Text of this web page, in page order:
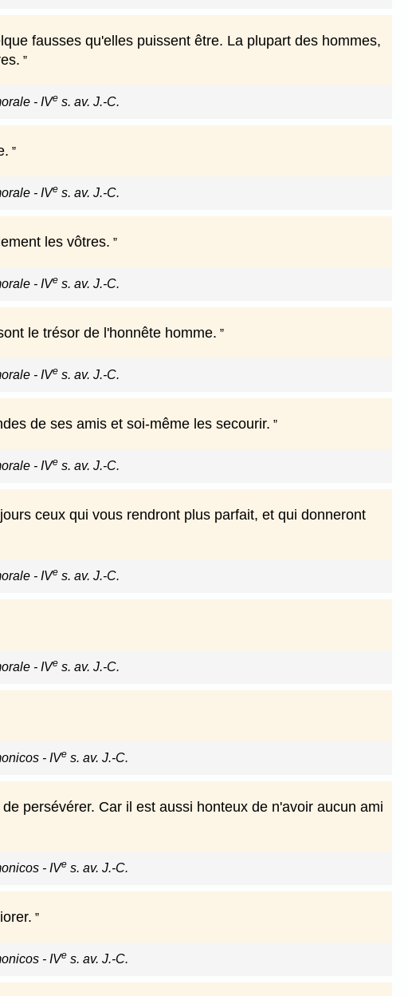
fausses qu'elles puissent être. La plupart des hommes,
- IVes. av. J.-C.
- IVes. av. J.-C.
les vôtres.
- IVes. av. J.-C.
le trésor de l'honnête homme.
- IVes. av. J.-C.
de ses amis et soi-même les secourir.
- IVes. av. J.-C.
ceux qui vous rendront plus parfait, et qui donneront
- IVes. av. J.-C.
- IVes. av. J.-C.
- IVe s. av. J.-C.
persévérer. Car il est aussi honteux de n'avoir aucun ami
- IVe s. av. J.-C.
- IVe s. av. J.-C.